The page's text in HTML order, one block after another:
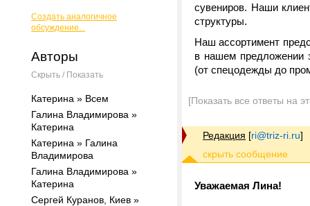
Создать аналогичное
обсуждение...
Авторы
Скрыть / Показать
Катерина » Всем
Галина Владимирова »
Катерина
Катерина » Галина
Владимирова
Галина Владимирова »
Катерина
Сергей Куранов, Киев »
сувениров. Наши
структуры.
Наш ассортимент
в нашем предложении
(от спецодежды до
[Показать все ответы на
Редакция [ri@triz-ri.ru]
Уважаемая Лина!